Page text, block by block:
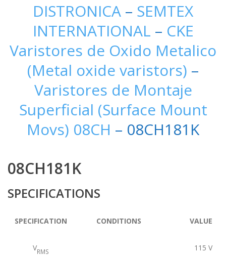
DISTRONICA – SEMTEX
INTERNATIONAL – CKE
Varistores de Oxido Metalico
(Metal oxide varistors) –
Varistores de Montaje
Superficial (Surface Mount
Movs) 08CH – 08CH181K
08CH181K
SPECIFICATIONS
SPECIFICATION CONDITIONS VALUE
VRMS 115 V